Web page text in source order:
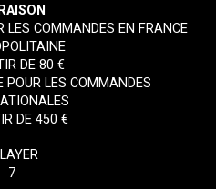
LES COMMANDES EN FRANCE
DE 80 €
LES COMMANDES
DE 450 €